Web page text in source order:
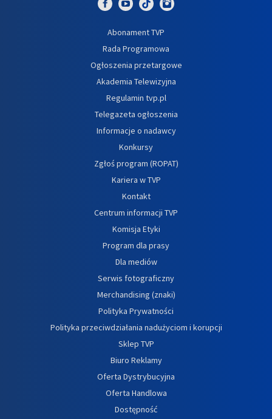
Abonament TVP
Rada Programowa
Ogłoszenia przetargowe
Akademia Telewizyjna
Regulamin tvp.pl
Telegazeta ogłoszenia
Informacje o nadawcy
Konkursy
Zgłoś program (ROPAT)
Kariera w TVP
Kontakt
Centrum informacji TVP
Komisja Etyki
Program dla prasy
Dla mediów
Serwis fotograficzny
Merchandising (znaki)
Polityka Prywatności
Polityka przeciwdziałania nadużyciom i korupcji
Sklep TVP
Biuro Reklamy
Oferta Dystrybucyjna
Oferta Handlowa
Dostępność